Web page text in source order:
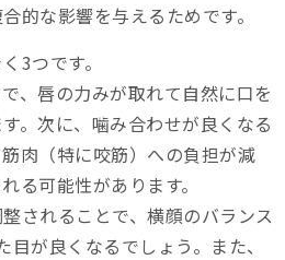
的な影響を与えるためです。
3つです。
、唇の力みが取れて自然に口を
。次に、噛み合わせが良くなる
肉（特に咬筋）への負担が減
る可能性があります。
されることで、横顔のバランス
目が良くなるでしょう。また、